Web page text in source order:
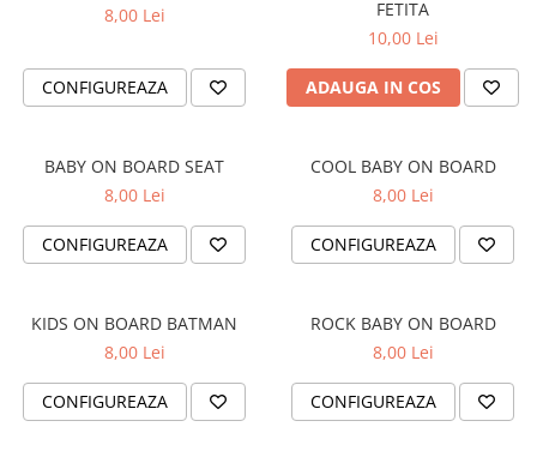
STALPI MARCI AUTO
STICKERE PARBRIZ
STICKERE CAMUFLAJ
STICKERE PENTRU FIRME
STICKERE MARI
DAF
MAN
MERCEDES CAMIOANE
TRICOURI DAMA
TRICOURI IUBITORI DE PISICI
TRICOURI MOTO/ATV
TRICOURI OFF ROAD/4X4
TRICOURI PENTRU SOFERI DE
CAMION
TRICOURI SOFERI SI SOFERITE
8,00 Lei
CONFIGUREAZA
FETITA
10,00 Lei
ADAUGA IN COS
BABY ON BOARD SEAT
8,00 Lei
CONFIGUREAZA
COOL BABY ON BOARD
8,00 Lei
CONFIGUREAZA
KIDS ON BOARD BATMAN
8,00 Lei
CONFIGUREAZA
ROCK BABY ON BOARD
8,00 Lei
CONFIGUREAZA